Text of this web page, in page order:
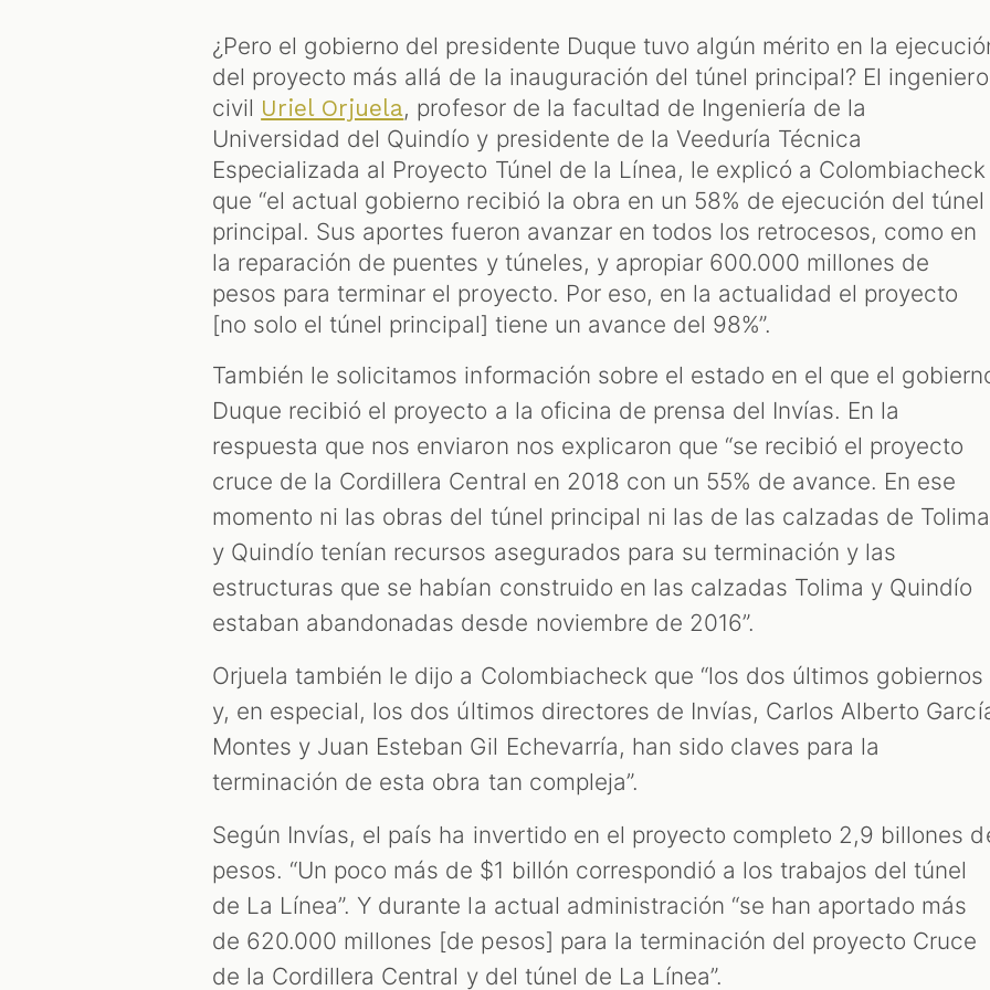
¿Pero el gobierno del presidente Duque tuvo algún mérito en la
del proyecto más allá de la inauguración del túnel principal? El ingeniero
civil Uriel Orjuela, profesor de la facultad de Ingeniería de la
Universidad del Quindío y presidente de la Veeduría Técnica
Especializada al Proyecto Túnel de la Línea, le explicó a Colombiacheck
que “el actual gobierno recibió la obra en un 58% de ejecución del túnel
principal. Sus aportes fueron avanzar en todos los retrocesos, como en
la reparación de puentes y túneles, y apropiar 600.000 millones de
pesos para terminar el proyecto. Por eso, en la actualidad el proyecto
[no solo el túnel principal] tiene un avance del 98%”.
También le solicitamos información sobre el estado en el que el
Duque recibió el proyecto a la oficina de prensa del Invías. En la
respuesta que nos enviaron nos explicaron que “se recibió el proyecto
cruce de la Cordillera Central en 2018 con un 55% de avance. En ese
momento ni las obras del túnel principal ni las de las calzadas de Tolima
y Quindío tenían recursos asegurados para su terminación y las
estructuras que se habían construido en las calzadas Tolima y Quindío
estaban abandonadas desde noviembre de 2016”.
Orjuela también le dijo a Colombiacheck que “los dos últimos gobiernos
y, en especial, los dos últimos directores de Invías, Carlos Alberto
Montes y Juan Esteban Gil Echevarría, han sido claves para la
terminación de esta obra tan compleja”.
Según Invías, el país ha invertido en el proyecto completo 2,9 billones
pesos. “Un poco más de $1 billón correspondió a los trabajos del túnel
de La Línea”. Y durante la actual administración “se han aportado más
de 620.000 millones [de pesos] para la terminación del proyecto Cruce
de la Cordillera Central y del túnel de La Línea”.